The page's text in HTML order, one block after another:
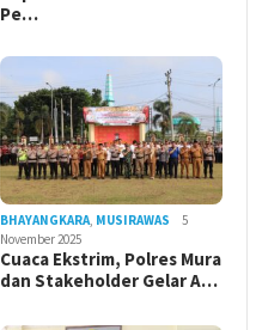
Pe…
BHAYANGKARA, MUSIRAWAS
5
November 2025
Cuaca Ekstrim, Polres Mura
dan Stakeholder Gelar A…